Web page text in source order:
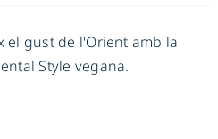
el gust de l'Orient amb la
Style vegana.